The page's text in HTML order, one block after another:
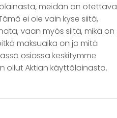
meidän on otettava
ei ole vain kyse siitä,
vaan myös siitä, mikä on
maksuaika on ja mitä
osiossa keskitymme
ollut Aktian käyttölainasta.